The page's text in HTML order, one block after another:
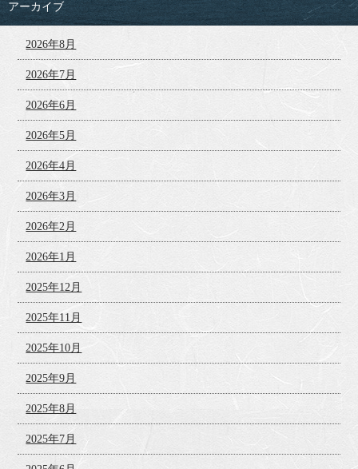
アーカイブ
2026年8月
2026年7月
2026年6月
2026年5月
2026年4月
2026年3月
2026年2月
2026年1月
2025年12月
2025年11月
2025年10月
2025年9月
2025年8月
2025年7月